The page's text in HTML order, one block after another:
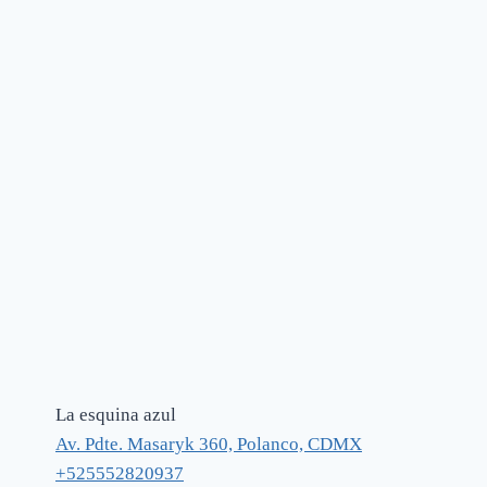
La esquina azul
Av. Pdte. Masaryk 360, Polanco, CDMX
+525552820937